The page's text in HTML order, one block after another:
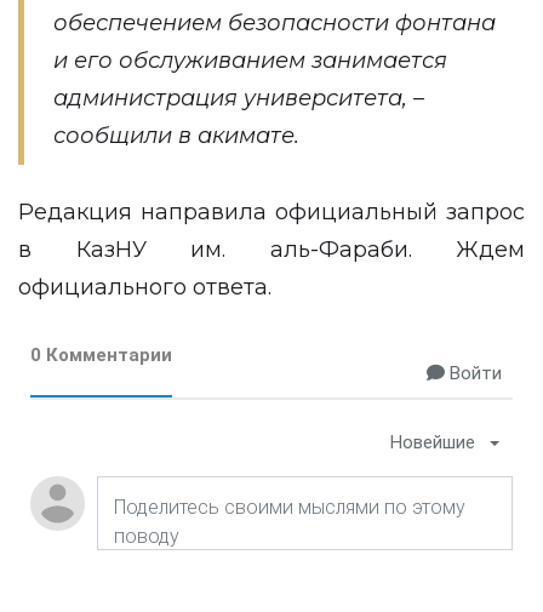
обеспечением безопасности фонтана
и его обслуживанием занимается
администрация университета, –
сообщили в акимате.
Редакция направила официальный запрос
в КазНУ им. аль-Фараби. Ждем
официального ответа.
0 Комментарии
Войти
Новейшие